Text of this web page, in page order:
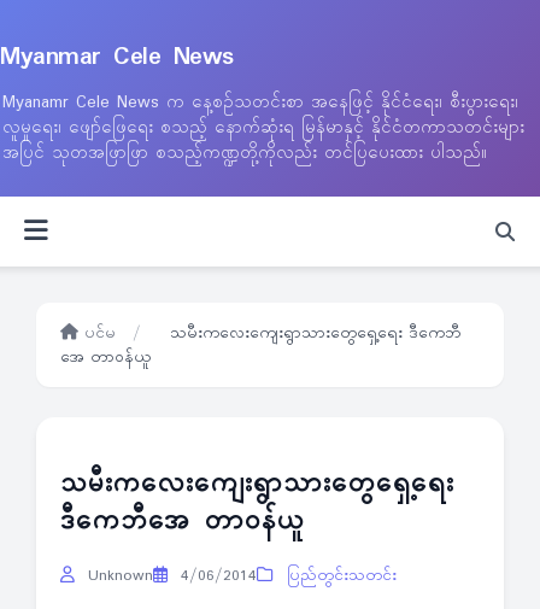
Myanmar Cele News
Myanamr Cele News က နေ့စဉ်သတင်းစာ အနေဖြင့် နိုင်ငံရေး၊ စီးပွားရေး၊
လူမှုရေး၊ ဖျော်ဖြေရေး စသည့် နောက်ဆုံးရ မြန်မာနှင့် နိုင်ငံတကာသတင်းများ
အပြင် သုတအဖြာဖြာ စသည့်ကဏ္ဍတို့ကိုလည်း တင်ပြပေးထား ပါသည်။
ပင်မ /
သမီးကလေးကျေးရွာသားတွေရှေ့ရေး ဒီကေဘီ
အေ တာဝန်ယူ
သမီးကလေးကျေးရွာသားတွေရှေ့ရေး
ဒီကေဘီအေ တာဝန်ယူ
Unknown 4/06/2014 ပြည်တွင်းသတင်း